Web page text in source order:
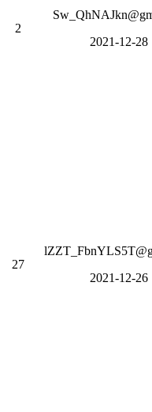
2
2021-12-28
27
2021-12-26